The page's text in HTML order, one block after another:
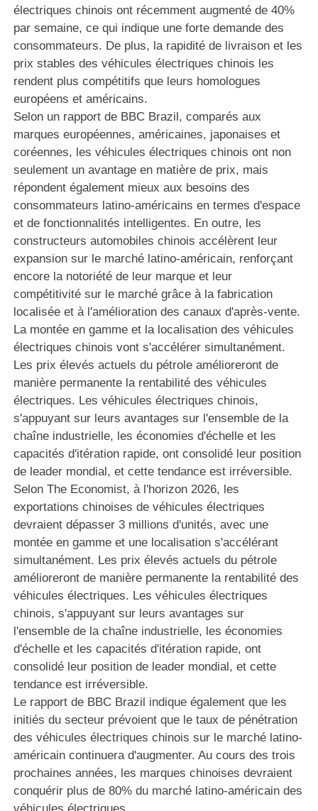
électriques chinois ont récemment augmenté de 40%
par semaine, ce qui indique une forte demande des
consommateurs. De plus, la rapidité de livraison et les
prix stables des véhicules électriques chinois les
rendent plus compétitifs que leurs homologues
européens et américains.
Selon un rapport de BBC Brazil, comparés aux
marques européennes, américaines, japonaises et
coréennes, les véhicules électriques chinois ont non
seulement un avantage en matière de prix, mais
répondent également mieux aux besoins des
consommateurs latino-américains en termes d'espace
et de fonctionnalités intelligentes. En outre, les
constructeurs automobiles chinois accélèrent leur
expansion sur le marché latino-américain, renforçant
encore la notoriété de leur marque et leur
compétitivité sur le marché grâce à la fabrication
localisée et à l'amélioration des canaux d'après-vente.
La montée en gamme et la localisation des véhicules
électriques chinois vont s'accélérer simultanément.
Les prix élevés actuels du pétrole amélioreront de
manière permanente la rentabilité des véhicules
électriques. Les véhicules électriques chinois,
s'appuyant sur leurs avantages sur l'ensemble de la
chaîne industrielle, les économies d'échelle et les
capacités d'itération rapide, ont consolidé leur position
de leader mondial, et cette tendance est irréversible.
Selon The Economist, à l'horizon 2026, les
exportations chinoises de véhicules électriques
devraient dépasser 3 millions d'unités, avec une
montée en gamme et une localisation s'accélérant
simultanément. Les prix élevés actuels du pétrole
amélioreront de manière permanente la rentabilité des
véhicules électriques. Les véhicules électriques
chinois, s'appuyant sur leurs avantages sur
l'ensemble de la chaîne industrielle, les économies
d'échelle et les capacités d'itération rapide, ont
consolidé leur position de leader mondial, et cette
tendance est irréversible.
Le rapport de BBC Brazil indique également que les
initiés du secteur prévoient que le taux de pénétration
des véhicules électriques chinois sur le marché latino-
américain continuera d'augmenter. Au cours des trois
prochaines années, les marques chinoises devraient
conquérir plus de 80% du marché latino-américain des
véhicules électriques.